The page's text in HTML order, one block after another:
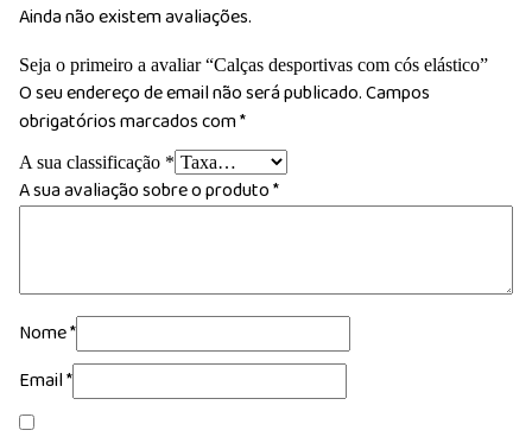
Ainda não existem avaliações.
Seja o primeiro a avaliar “Calças desportivas com cós elástico”
O seu endereço de email não será publicado.Campos
obrigatórios marcados com*
A sua classificação *
A sua avaliação sobre o produto*
Nome*
Email*